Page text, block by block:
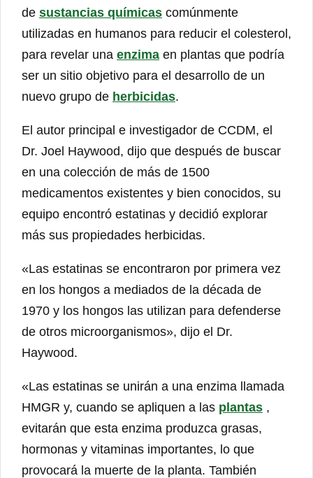
de sustancias químicas comúnmente
utilizadas en humanos para reducir el colesterol,
para revelar una enzima en plantas que podría
ser un sitio objetivo para el desarrollo de un
nuevo grupo de herbicidas.
El autor principal e investigador de CCDM, el
Dr. Joel Haywood, dijo que después de buscar
en una colección de más de 1500
medicamentos existentes y bien conocidos, su
equipo encontró estatinas y decidió explorar
más sus propiedades herbicidas.
«Las estatinas se encontraron por primera vez
en los hongos a mediados de la década de
1970 y los hongos las utilizan para defenderse
de otros microorganismos», dijo el Dr.
Haywood.
«Las estatinas se unirán a una enzima llamada
HMGR y, cuando se apliquen a las plantas ,
evitarán que esta enzima produzca grasas,
hormonas y vitaminas importantes, lo que
provocará la muerte de la planta. También